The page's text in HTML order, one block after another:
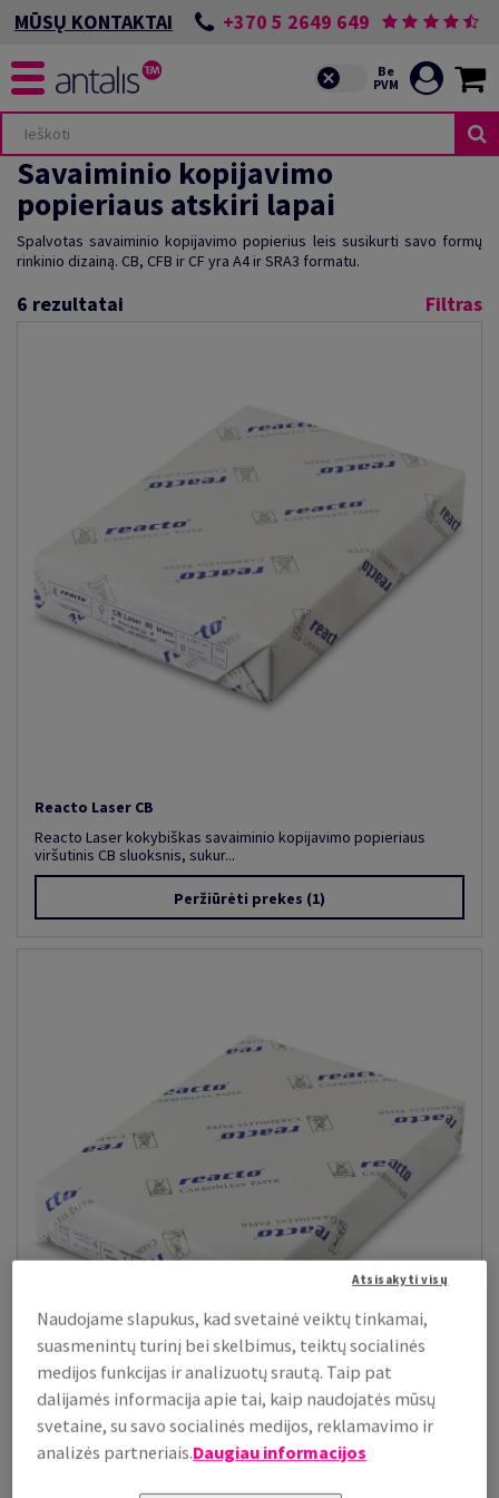
MŪSŲ KONTAKTAI +370 5 2649 649
Savaiminio kopijavimo
popieriaus atskiri lapai
Spalvotas savaiminio kopijavimo popierius leis susikurti savo formų
rinkinio dizainą. CB, CFB ir CF yra A4 ir SRA3 formatu.
6 rezultatai Filtras
Reacto Laser CB
Reacto Laser kokybiškas savaiminio kopijavimo popieriaus
viršutinis CB sluoksnis, sukur...
Peržiūrėti prekes (1)
Reacto Laser CF
Reacto Laser kokybiškas savaiminio kopijavimo popierius,
Naudojame slapukus, kad svetainė veiktų tinkamai,
suasmenintų turinį bei skelbimus, teiktų socialinės
medijos funkcijas ir analizuotų srautą. Taip pat
dalijamės informacija apie tai, kaip naudojatės mūsų
svetaine, su savo socialinės medijos, reklamavimo ir
analizės partneriais.Daugiau informacijos
Atsisakyti visų